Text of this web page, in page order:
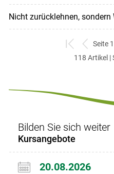
Nicht zurücklehnen,
zum
ersten
zurück
zum
Seite
118 Artikel |
Bilden Sie sich weiter
Kursangebote
20.08.2026